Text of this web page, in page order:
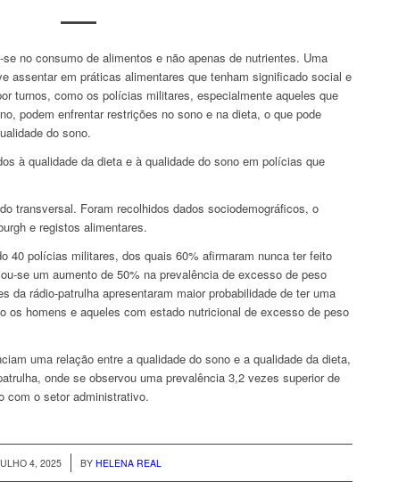
no consumo de alimentos e não apenas de nutrientes. Uma
assentar em práticas alimentares que tenham significado social e
turnos, como os polícias militares, especialmente aqueles que
podem enfrentar restrições no sono e na dieta, o que pode
do sono.
à qualidade da dieta e à qualidade do sono em polícias que
transversal. Foram recolhidos dados sociodemográficos, o
e registos alimentares.
40 polícias militares, dos quais 60% afirmaram nunca ter feito
se um aumento de 50% na prevalência de excesso de peso
da rádio-patrulha apresentaram maior probabilidade de ter uma
os homens e aqueles com estado nutricional de excesso de peso
uma relação entre a qualidade do sono e a qualidade da dieta,
onde se observou uma prevalência 3,2 vezes superior de
com o setor administrativo.
4, 2025
/ BYHELENA REAL